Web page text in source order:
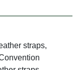
straps,